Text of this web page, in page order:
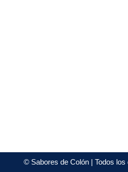
©Sabores de Colón| Todos los